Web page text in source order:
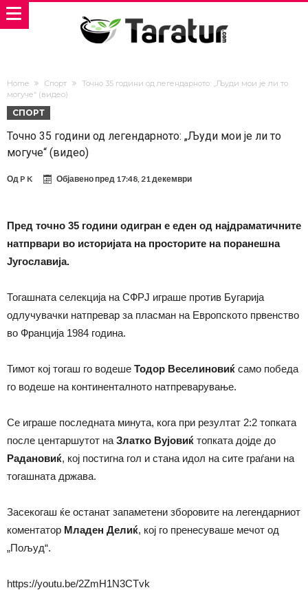
Home Спорт
Точно 35 години од легендарното: „Људи мои је ли то
могуче“ (видео)
СПОРТ
Точно 35 години од легендарното: „Људи мои је ли то
могуче“ (видео)
Од P K Објавено пред 17:48, 21 декември
Пред точно 35 години одигран е еден од најдраматичните
натпрвари во историјата на просторите на поранешна
Југославија.
Тогашната селекција на СФРЈ играше против Бугарија
одлучувачки натпревар за пласман на Европското првенство
во Франција 1984 година.
Тимот кој тогаш го водеше Тодор Веселиновиќ само победа
го водеше на континенталното натпреварување.
Се играше последната минута, кога при резултат 2:2 топката
после центаршутот на Златко Вујовиќ топката дојде до
Радановиќ, кој постигна гол и стана идол на сите граѓани на
тогашната држава.
Засекогаш ќе останат запаметени зборовите на легендарниот
коментатор Младен Делиќ, кој го пренесуваше мечот од
„Пољуд“.
https://youtu.be/2ZmH1N3CTvk